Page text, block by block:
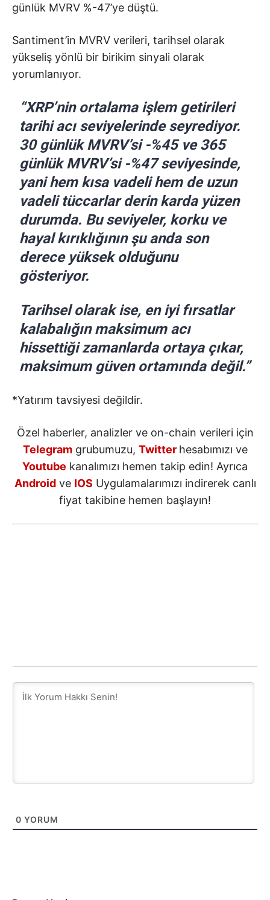
günlük MVRV %-47’ye düştü.
Santiment’in MVRV verileri, tarihsel olarak
yükseliş yönlü bir birikim sinyali olarak
yorumlanıyor.
“XRP’nin ortalama işlem getirileri
tarihi acı seviyelerinde seyrediyor.
30 günlük MVRV’si -%45 ve 365
günlük MVRV’si -%47 seviyesinde,
yani hem kısa vadeli hem de uzun
vadeli tüccarlar derin karda yüzen
durumda. Bu seviyeler, korku ve
hayal kırıklığının şu anda son
derece yüksek olduğunu
gösteriyor.
Tarihsel olarak ise, en iyi fırsatlar
kalabalığın maksimum acı
hissettiği zamanlarda ortaya çıkar,
maksimum güven ortamında değil.”
*Yatırım tavsiyesi değildir.
Özel haberler, analizler ve on-chain verileri için
Telegramgrubumuzu, Twitter hesabımızı ve
Youtube kanalımızı hemen takip edin! Ayrıca
Androidve IOS Uygulamalarımızı indirerek canlı
fiyat takibine hemen başlayın!
0 YORUM